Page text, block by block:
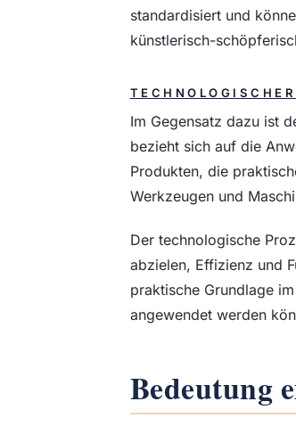
standardisiert und
künstlerisch-
Im Gegensatz dazu ist
bezieht sich auf die
Produkten, die
Werkzeugen und
Der technologische
abzielen, Effizienz und
praktische Grundlage
angewendet werden
Bedeutung